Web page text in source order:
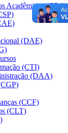
Acadêmicos (CRA)
(DAE)
(CTI)
(DAA)
(CCF)
(CLT)